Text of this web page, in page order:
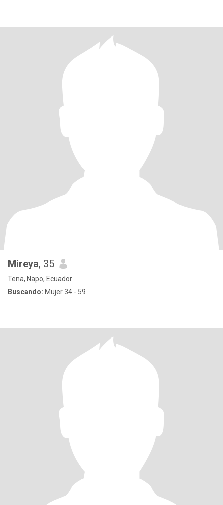
Mireya, 35
Tena, Napo, Ecuador
Buscando: Mujer 34 - 59